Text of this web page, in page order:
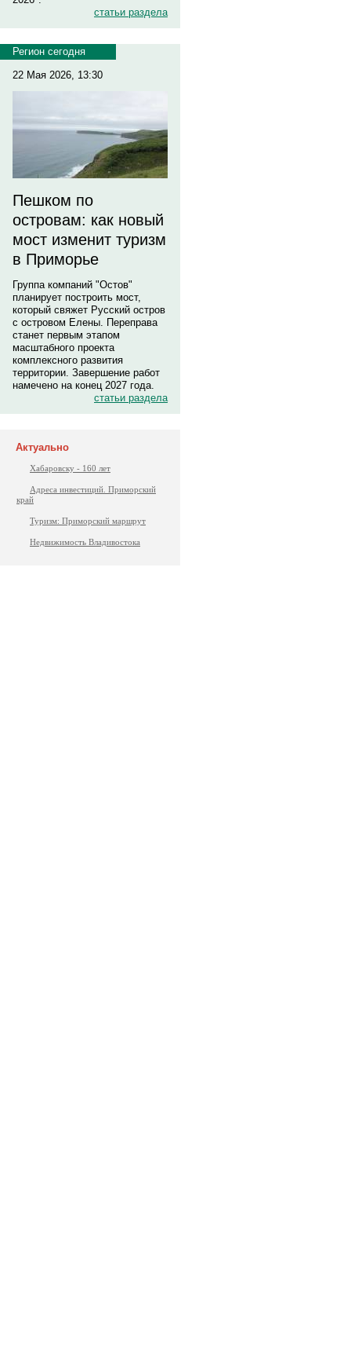
статьи раздела
Регион сегодня
22 Мая 2026, 13:30
Пешком по
островам: как новый
мост изменит туризм
в Приморье
Группа компаний "Остов"
планирует построить мост,
который свяжет Русский остров
с островом Елены. Переправа
станет первым этапом
масштабного проекта
комплексного развития
территории. Завершение работ
намечено на конец 2027 года.
статьи раздела
Актуально
Хабаровску - 160 лет
Адреса инвестиций. Приморский
край
Туризм: Приморский маршрут
Недвижимость Владивостока